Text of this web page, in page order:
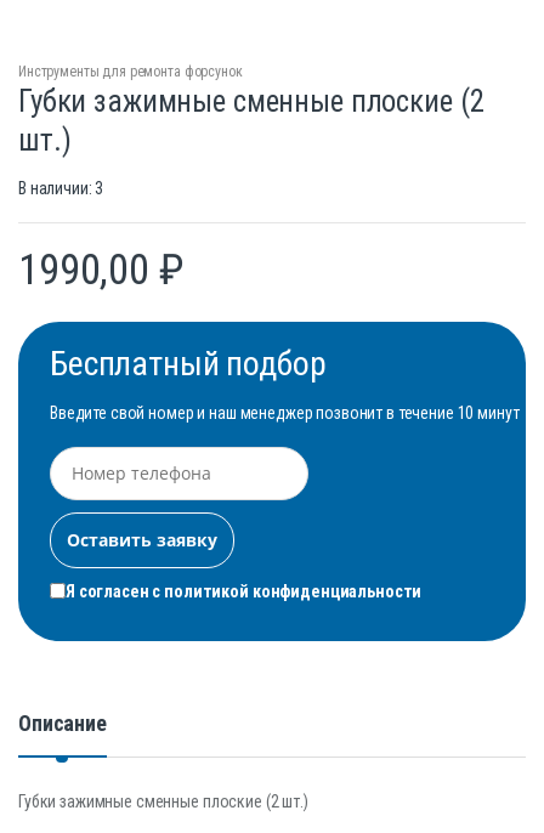
Инструменты для ремонта форсунок
Губки зажимные сменные плоские (2
шт.)
В наличии: 3
1990,00 ₽
Бесплатный подбор
Введите свой номер и наш менеджер позвонит в течение 10 минут
Я согласен с политикой конфиденциальности
Описание
Губки зажимные сменные плоские (2 шт.)